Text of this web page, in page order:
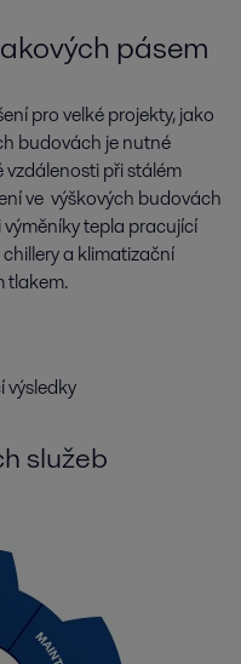
pásem
pro velké projekty, jako
budovách je nutné
vzdálenosti při stálém
ve výškových budovách
tepla pracující
a klimatizační
tlakem.
výsledky
služeb